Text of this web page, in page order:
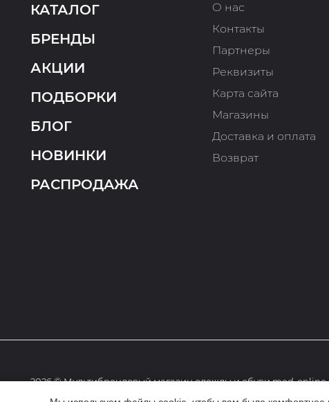
КАТАЛОГ
БРЕНДЫ
АКЦИИ
ПОДБОРКИ
БЛОГ
НОВИНКИ
РАСПРОДАЖА
О нас
Контакты
Партнеры
Реквизиты
Карта сайта
Магазины
Доставка и оплата
Возврат
2026 © Мультибрендовый магазин одежды и обуви med-